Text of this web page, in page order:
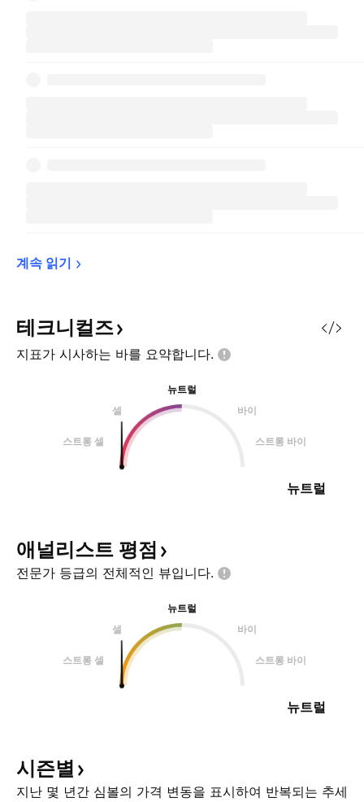
계속 읽기
테크니컬즈
지표가 시사하는 바를 요약합니다.
뉴트럴
셀
바이
스트롱 셀 스트롱 바이
뉴트럴
애널리스트 평점
전문가 등급의 전체적인 뷰입니다.
뉴트럴
셀
바이
스트롱 셀 스트롱 바이
뉴트럴
시즌별
지난 몇 년간 심볼의 가격 변동을 표시하여 반복되는 추세